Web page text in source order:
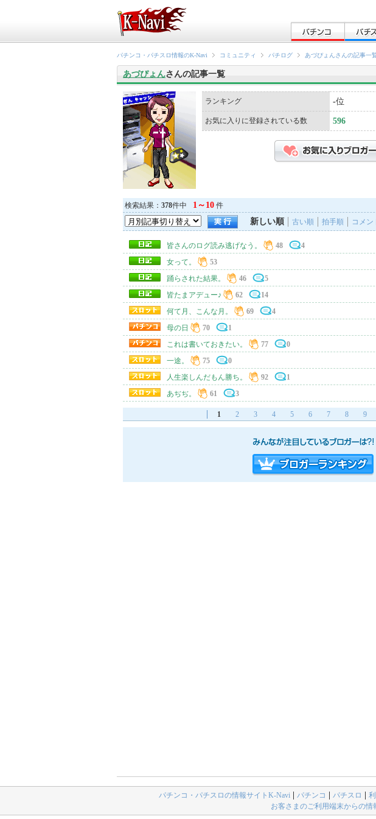
パチンコ・パチスロ情報のK-Navi コミュニティ パチログ あづぴょんさんの記事一
あづぴょんさんの記事一覧
ランキング -位
お気に入りに登録されている数 596
検索結果： 378件中 1～10 件
新しい順 古い順 拍手順 コメン
皆さんのログ読み逃げなう。 48 4
女って。 53
踊らされた結果。 46 5
皆たまアデュー♪ 62 14
何て月、こんな月。 69 4
母の日 70 1
これは書いておきたい。 77 0
一途。 75 0
人生楽しんだもん勝ち。 92 1
あぢぢ。 61 3
1 2 3 4 5 6 7 8 9
パチンコ・パチスロの情報サイトK-Navi パチンコ パチスロ
お客さまのご利用端末からの情